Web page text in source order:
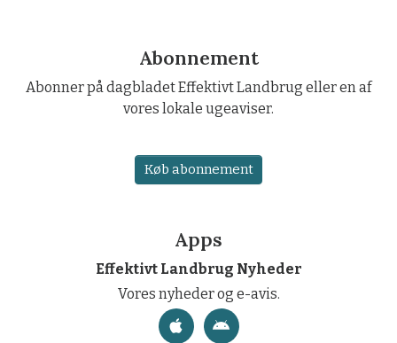
Abonnement
Abonner på dagbladet Effektivt Landbrug eller en af
vores lokale ugeaviser.
Køb abonnement
Apps
Effektivt Landbrug Nyheder
Vores nyheder og e-avis.